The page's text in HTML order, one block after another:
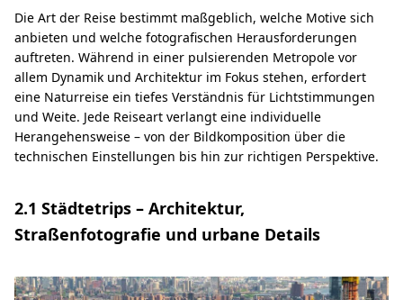
Die Art der Reise bestimmt maßgeblich, welche Motive sich
anbieten und welche fotografischen Herausforderungen
auftreten. Während in einer pulsierenden Metropole vor
allem Dynamik und Architektur im Fokus stehen, erfordert
eine Naturreise ein tiefes Verständnis für Lichtstimmungen
und Weite. Jede Reiseart verlangt eine individuelle
Herangehensweise – von der Bildkomposition über die
technischen Einstellungen bis hin zur richtigen Perspektive.
2.1 Städtetrips – Architektur,
Straßenfotografie und urbane Details